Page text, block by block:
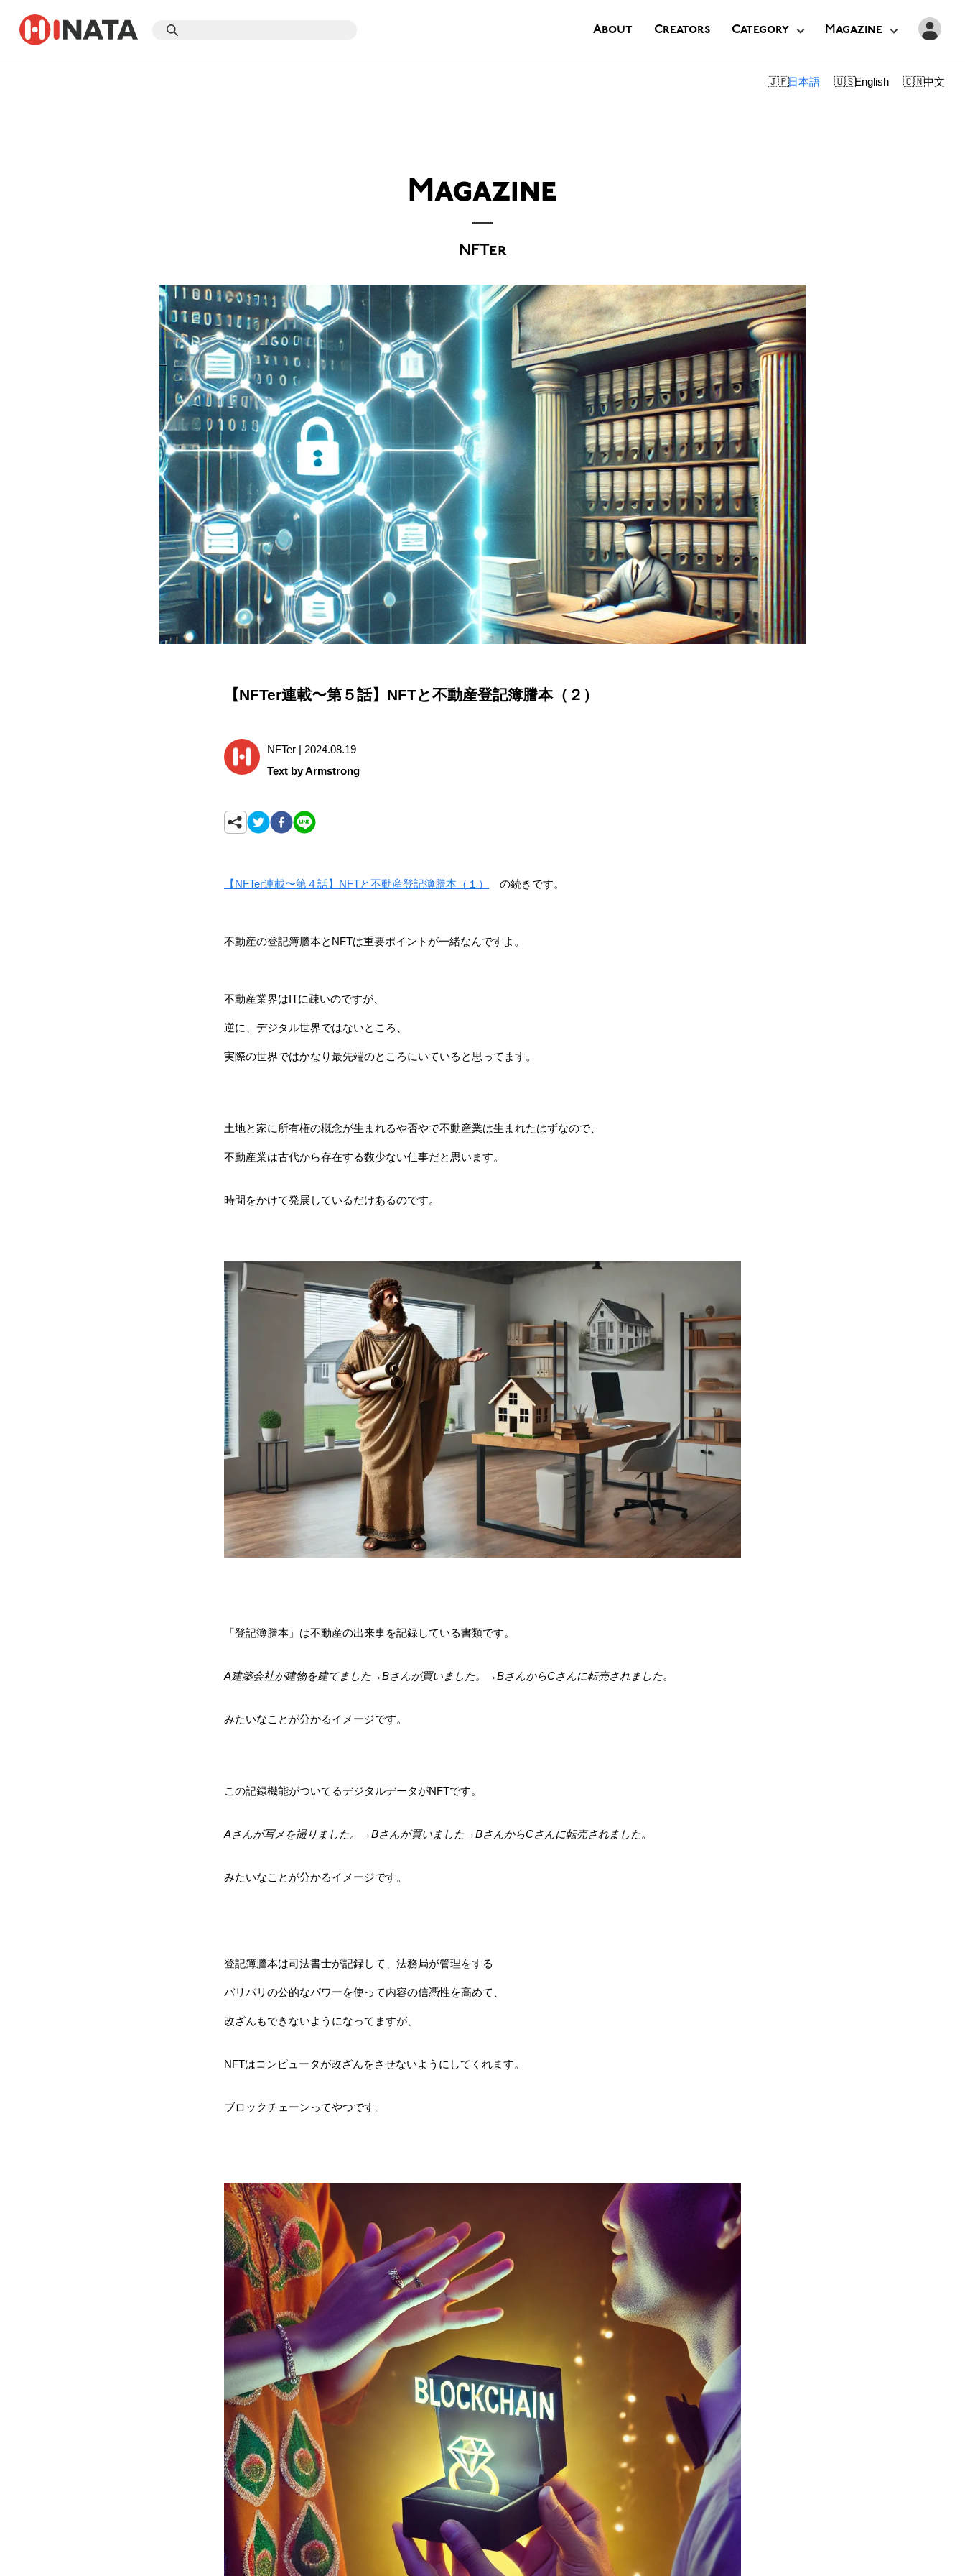
About Creators Category Magazine
English
日本語 中文
Magazine
NFTer
【NFTer連載〜第５話】NFTと不動産登記簿謄本（２）
NFTer | 2024.08.19
Text by Armstrong
【NFTer連載〜第４話】NFTと不動産登記簿謄本（１） の続きです。
不動産の登記簿謄本とNFTは重要ポイントが一緒なんですよ。
不動産業界はITに疎いのですが、
逆に、デジタル世界ではないところ、
実際の世界ではかなり最先端のところにいていると思ってます。
土地と家に所有権の概念が生まれるや否やで不動産業は生まれたはずなので、
不動産業は古代から存在する数少ない仕事だと思います。
時間をかけて発展しているだけあるのです。
「登記簿謄本」は不動産の出来事を記録している書類です。
A建築会社が建物を建てました→Bさんが買いました。→BさんからCさんに転売されました。
みたいなことが分かるイメージです。
この記録機能がついてるデジタルデータがNFTです。
Aさんが写メを撮りました。→Bさんが買いました→BさんからCさんに転売されました。
みたいなことが分かるイメージです。
登記簿謄本は司法書士が記録して、法務局が管理をする
バリバリの公的なパワーを使って内容の信憑性を高めて、
改ざんもできないようになってますが、
NFTはコンピュータが改ざんをさせないようにしてくれます。
ブロックチェーンってやつです。